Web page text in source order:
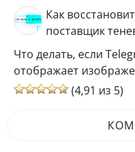
Как
поставщик
Что делать, если
отображает
(4,91 из 5)